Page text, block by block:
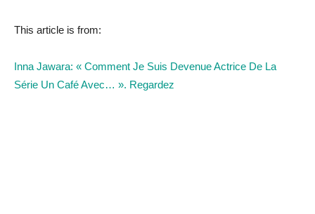
This article is from:
Inna Jawara: « Comment Je Suis Devenue Actrice De La
Série Un Café Avec… ». Regardez